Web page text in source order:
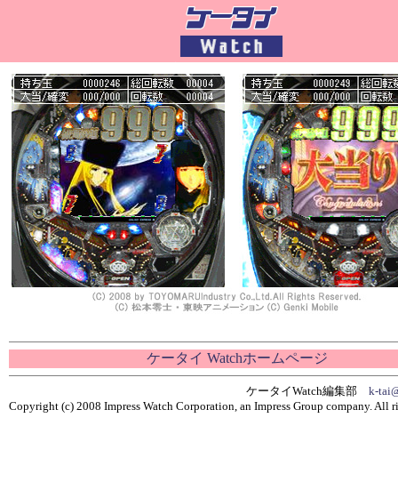
ケータイ Watchホームページ
ケータイWatch編集部 k-
Copyright (c) 2008 Impress Watch Corporation, an Impress Group company. All